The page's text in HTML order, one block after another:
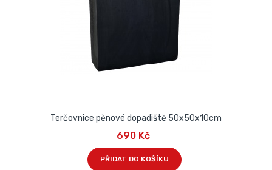
Terčovnice pěnové dopadiště 50x50x10cm
690 Kč
PŘIDAT DO KOŠÍKU